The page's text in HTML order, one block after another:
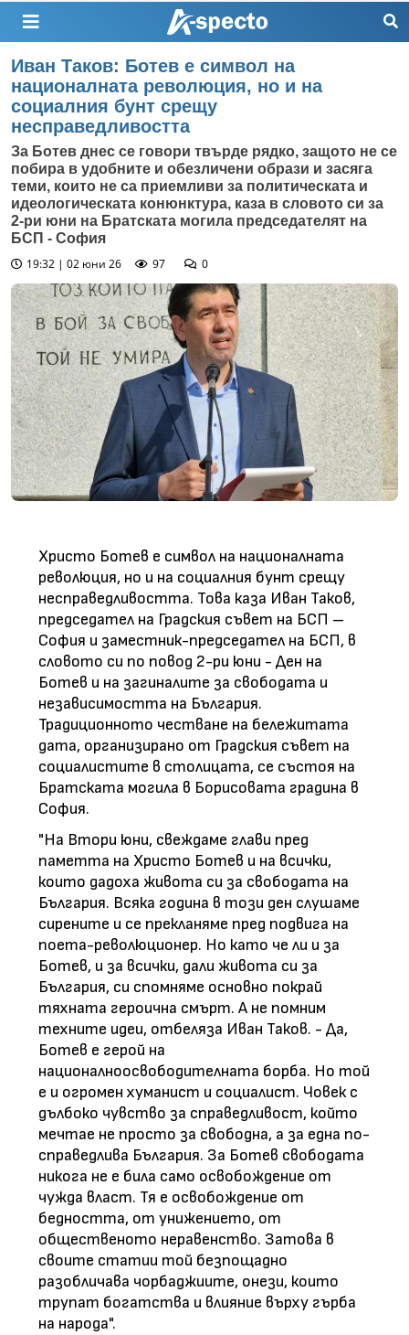
Иван Таков: Ботев е символ на
националната революция, но и на
социалния бунт срещу
несправедливостта
За Ботев днес се говори твърде рядко, защото не се
побира в удобните и обезличени образи и засяга
теми, които не са приемливи за политическата и
идеологическата конюнктура, каза в словото си за
2-ри юни на Братската могила председателят на
БСП - София
19:32 | 02 юни 26
97 0
Христо Ботев е символ на националната
революция, но и на социалния бунт срещу
несправедливостта. Това каза Иван Таков,
председател на Градския съвет на БСП –
София и заместник-председател на БСП, в
словото си по повод 2-ри юни - Ден на
Ботев и на загиналите за свободата и
независимостта на България.
Традиционното честване на бележитата
дата, организирано от Градския съвет на
социалистите в столицата, се състоя на
Братската могила в Борисовата градина в
София.
"На Втори юни, свеждаме глави пред
паметта на Христо Ботев и на всички,
които дадоха живота си за свободата на
България. Всяка година в този ден слушаме
сирените и се прекланяме пред подвига на
поета-революционер. Но като че ли и за
Ботев, и за всички, дали живота си за
България, си спомняме основно покрай
тяхната героична смърт. А не помним
техните идеи, отбеляза Иван Таков. - Да,
Ботев е герой на
националноосвободителната борба. Но той
е и огромен хуманист и социалист. Човек с
дълбоко чувство за справедливост, който
мечтае не просто за свободна, а за една по-
справедлива България. За Ботев свободата
никога не е била само освобождение от
чужда власт. Тя е освобождение от
бедността, от унижението, от
общественото неравенство. Затова в
своите статии той безпощадно
разобличава чорбаджиите, онези, които
трупат богатства и влияние върху гърба
на народа".